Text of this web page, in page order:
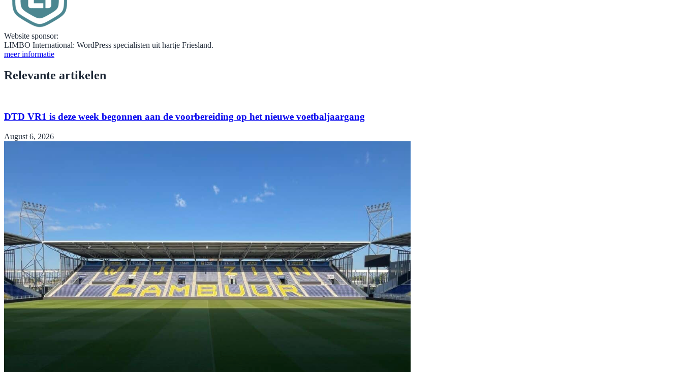
Website sponsor:
LIMBO International: WordPress specialisten uit hartje Friesland.
meer informatie
Relevante artikelen
DTD VR1 is deze week begonnen aan de voorbereiding op het nieuwe voetbaljaargang
August 6, 2026